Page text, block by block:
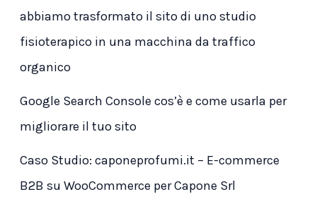
abbiamo trasformato il sito di uno studio
fisioterapico in una macchina da traffico
organico
Google Search Console cos’è e come usarla per
migliorare il tuo sito
Caso Studio: caponeprofumi.it – E-commerce
B2B su WooCommerce per Capone Srl